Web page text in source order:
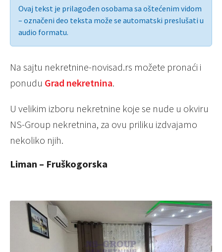
Ovaj tekst je prilagođen osobama sa oštećenim vidom
– označeni deo teksta može se automatski preslušati u
audio formatu.
Na sajtu nekretnine-novisad.rs možete pronaći i
ponudu Grad nekretnina.
U velikim izboru nekretnine koje se nude u okviru
NS-Group nekretnina, za ovu priliku izdvajamo
nekoliko njih.
Liman – Fruškogorska